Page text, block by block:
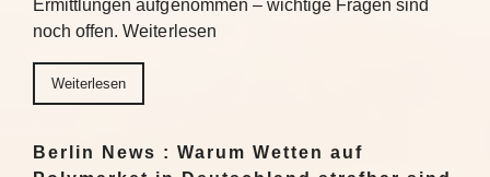
Ermittlungen aufgenommen – wichtige Fragen sind
noch offen. Weiterlesen
Weiterlesen
Berlin News : Warum Wetten auf